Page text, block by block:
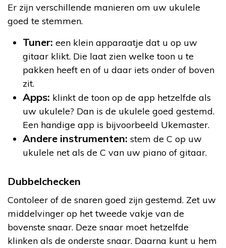
Er zijn verschillende manieren om uw ukulele
goed te stemmen.
Tuner: een klein apparaatje dat u op uw
gitaar klikt. Die laat zien welke toon u te
pakken heeft en of u daar iets onder of boven
zit.
Apps: klinkt de toon op de app hetzelfde als
uw ukulele? Dan is de ukulele goed gestemd.
Een handige app is bijvoorbeeld Ukemaster.
Andere instrumenten: stem de C op uw
ukulele net als de C van uw piano of gitaar.
Dubbelchecken
Contoleer of de snaren goed zijn gestemd. Zet uw
middelvinger op het tweede vakje van de
bovenste snaar. Deze snaar moet hetzelfde
klinken als de onderste snaar. Daarna kunt u hem